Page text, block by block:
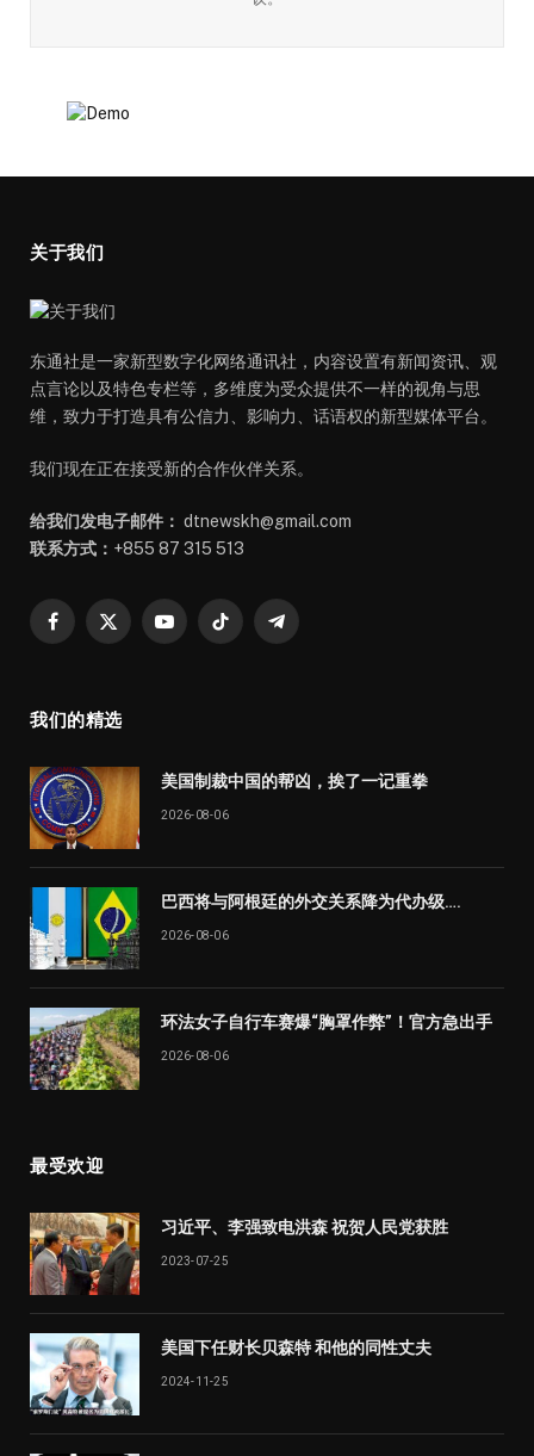
关于我们
东通社是一家新型数字化网络通讯社，内容设置有新闻资讯、观
点言论以及特色专栏等，多维度为受众提供不一样的视角与思
维，致力于打造具有公信力、影响力、话语权的新型媒体平台。
我们现在正在接受新的合作伙伴关系。
给我们发电子邮件： dtnewskh@gmail.com
联系方式： +855 87 315 513
Facebook
X
YouTubeTikTok Telegram
我们的精选
美国制裁中国的帮凶，挨了一记重拳
2026-08-06
巴西将与阿根廷的外交关系降为代办级….
2026-08-06
环法女子自行车赛爆“胸罩作弊”！官方急出手
2026-08-06
最受欢迎
习近平、李强致电洪森 祝贺人民党获胜
2023-07-25
美国下任财长贝森特 和他的同性丈夫
2024-11-25